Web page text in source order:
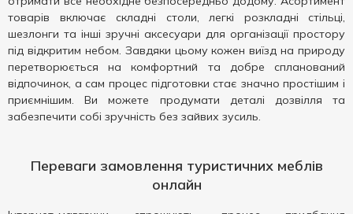
товарів включає складні столи, легкі розкладні стільці,
шезлонги та інші зручні аксесуари для організації простору
під відкритим небом. Завдяки цьому кожен виїзд на природу
перетворюється на комфортний та добре спланований
відпочинок, а сам процес підготовки стає значно простішим і
приємнішим. Ви можете продумати деталі дозвілля та
забезпечити собі зручність без зайвих зусиль.
Переваги замовлення туристичних меблів
онлайн